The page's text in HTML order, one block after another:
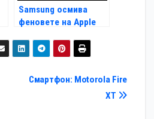
Samsung осмива
феновете на Apple
Смартфон: Motorola Fire
XT